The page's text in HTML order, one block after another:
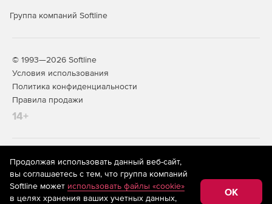
Группа компаний Softline
© 1993—2026 Softline
Условия использования
Политика конфиденциальности
Правила продажи
14+
На информационном ресурсе store.softline.ru применяются
рекомендательные технологии
(информационные технологии
предоставления информации на основе сбора,
систематизации и анализа сведений, относящихся к
предпочтениям пользователей сети «Интернет»,
Продолжая использовать данный веб-сайт,
вы соглашаетесь с тем, что группа компаний
Softline может использовать файлы «cookie»
в целях хранения ваших учетных данных,
OK